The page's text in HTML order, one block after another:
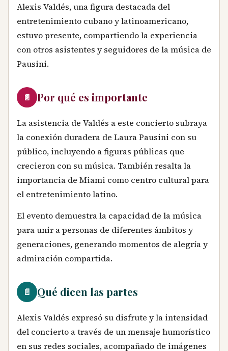
Alexis Valdés, una figura destacada del
entretenimiento cubano y latinoamericano,
estuvo presente, compartiendo la experiencia
con otros asistentes y seguidores de la música de
Pausini.
📄 Por qué es importante
La asistencia de Valdés a este concierto subraya
la conexión duradera de Laura Pausini con su
público, incluyendo a figuras públicas que
crecieron con su música. También resalta la
importancia de Miami como centro cultural para
el entretenimiento latino.
El evento demuestra la capacidad de la música
para unir a personas de diferentes ámbitos y
generaciones, generando momentos de alegría y
admiración compartida.
📄 Qué dicen las partes
Alexis Valdés expresó su disfrute y la intensidad
del concierto a través de un mensaje humorístico
en sus redes sociales, acompañado de imágenes